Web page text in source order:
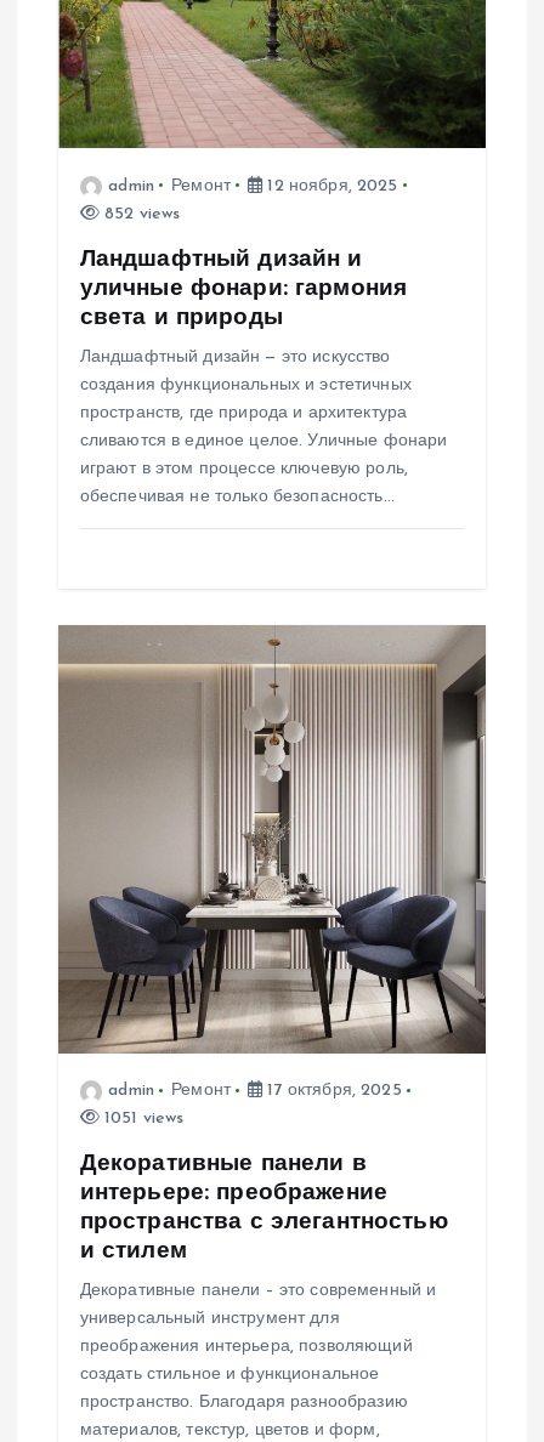
о
з
а
admin Ремонт
12 ноября, 2025
852 views
Ландшафтный дизайн и
уличные фонари: гармония
света и природы
Ландшафтный дизайн — это искусство
создания функциональных и эстетичных
пространств, где природа и архитектура
сливаются в единое целое. Уличные фонари
играют в этом процессе ключевую роль,
обеспечивая не только безопасность…
admin Ремонт
17 октября, 2025
1051 views
Декоративные панели в
интерьере: преображение
пространства с элегантностью
и стилем
Декоративные панели – это современный и
универсальный инструмент для
преображения интерьера, позволяющий
создать стильное и функциональное
пространство. Благодаря разнообразию
материалов, текстур, цветов и форм,